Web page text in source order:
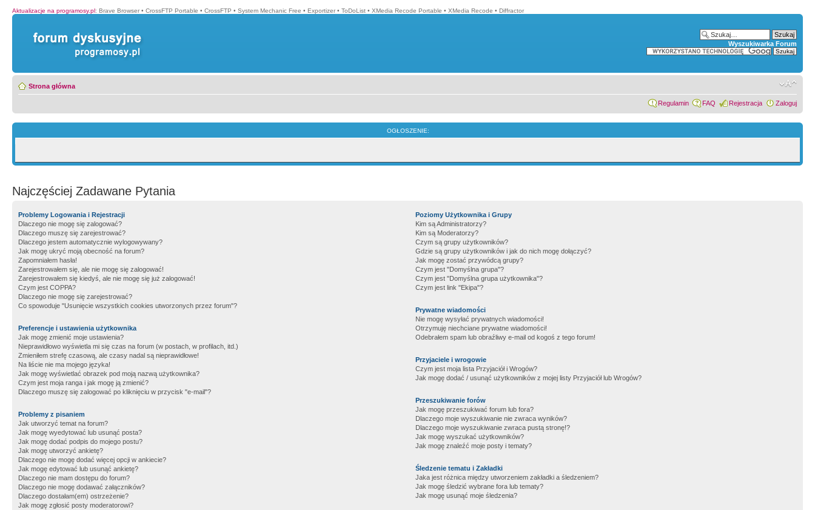
Aktualizacje na programosy.pl: Brave Browser • CrossFTP Portable • CrossFTP • System Mechanic Free • Exportizer • ToDoList • XMedia Recode Portable • XMedia Recode • Diffractor
Wyszukiwarka Forum
Strona główna
Regulamin FAQ Rejestracja Zaloguj
OGŁOSZENIE:
Najczęściej Zadawane Pytania
Problemy Logowania i Rejestracji
Dlaczego nie mogę się zalogować?
Dlaczego muszę się zarejestrować?
Dlaczego jestem automatycznie wylogowywany?
Jak mogę ukryć moją obecność na forum?
Zapomniałem hasła!
Zarejestrowałem się, ale nie mogę się zalogować!
Zarejestrowałem się kiedyś, ale nie mogę się już zalogować!
Czym jest COPPA?
Dlaczego nie mogę się zarejestrować?
Co spowoduje "Usunięcie wszystkich cookies utworzonych przez forum"?
Preferencje i ustawienia użytkownika
Jak mogę zmienić moje ustawienia?
Nieprawidłowo wyświetla mi się czas na forum (w postach, w profilach, itd.)
Zmieniłem strefę czasową, ale czasy nadal są nieprawidłowe!
Na liście nie ma mojego języka!
Jak mogę wyświetlać obrazek pod moją nazwą użytkownika?
Czym jest moja ranga i jak mogę ją zmienić?
Dlaczego muszę się zalogować po kliknięciu w przycisk "e-mail"?
Problemy z pisaniem
Jak utworzyć temat na forum?
Jak mogę wyedytować lub usunąć posta?
Jak mogę dodać podpis do mojego postu?
Jak mogę utworzyć ankietę?
Dlaczego nie mogę dodać więcej opcji w ankiecie?
Jak mogę edytować lub usunąć ankietę?
Dlaczego nie mam dostępu do forum?
Dlaczego nie mogę dodawać załączników?
Dlaczego dostałam(em) ostrzeżenie?
Jak mogę zgłosić posty moderatorowi?
Poziomy Użytkownika i Grupy
Kim są Administratorzy?
Kim są Moderatorzy?
Czym są grupy użytkowników?
Gdzie są grupy użytkowników i jak do nich mogę dołączyć?
Jak mogę zostać przywódcą grupy?
Czym jest "Domyślna grupa"?
Czym jest "Domyślna grupa użytkownika"?
Czym jest link "Ekipa"?
Prywatne wiadomości
Nie mogę wysyłać prywatnych wiadomości!
Otrzymuję niechciane prywatne wiadomości!
Odebrałem spam lub obraźliwy e-mail od kogoś z tego forum!
Przyjaciele i wrogowie
Czym jest moja lista Przyjaciół i Wrogów?
Jak mogę dodać / usunąć użytkowników z mojej listy Przyjaciół lub Wrogów?
Przeszukiwanie forów
Jak mogę przeszukiwać forum lub fora?
Dlaczego moje wyszukiwanie nie zwraca wyników?
Dlaczego moje wyszukiwanie zwraca pustą stronę!?
Jak mogę wyszukać użytkowników?
Jak mogę znaleźć moje posty i tematy?
Śledzenie tematu i Zakładki
Jaka jest różnica między utworzeniem zakładki a śledzeniem?
Jak mogę śledzić wybrane fora lub tematy?
Jak mogę usunąć moje śledzenia?